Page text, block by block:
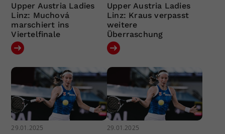
Upper Austria Ladies
Linz: Muchová
marschiert ins
Viertelfinale
Upper Austria Ladies
Linz: Kraus verpasst
weitere
Überraschung
29.01.2025 29.01.2025